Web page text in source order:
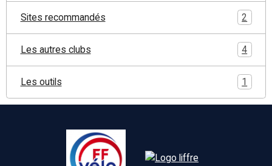
Sites recommandés 2
Les autres clubs 4
Les outils 1